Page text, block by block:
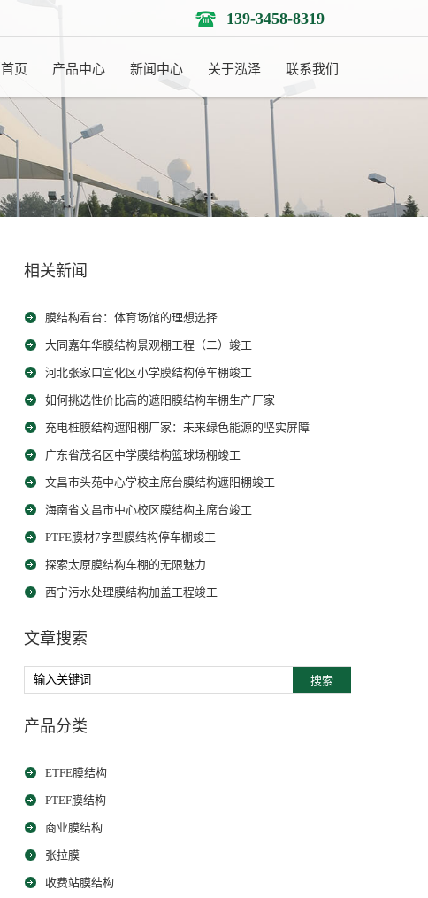
139-3458-8319
首页 产品中心 新闻中心 关于泓泽 联系我们
相关新闻
膜结构看台：体育场馆的理想选择
大同嘉年华膜结构景观棚工程（二）竣工
河北张家口宣化区小学膜结构停车棚竣工
如何挑选性价比高的遮阳膜结构车棚生产厂家
充电桩膜结构遮阳棚厂家：未来绿色能源的坚实屏障
广东省茂名区中学膜结构篮球场棚竣工
文昌市头苑中心学校主席台膜结构遮阳棚竣工
海南省文昌市中心校区膜结构主席台竣工
PTFE膜材7字型膜结构停车棚竣工
探索太原膜结构车棚的无限魅力
西宁污水处理膜结构加盖工程竣工
文章搜索
搜索
产品分类
ETFE膜结构
PTEF膜结构
商业膜结构
张拉膜
收费站膜结构